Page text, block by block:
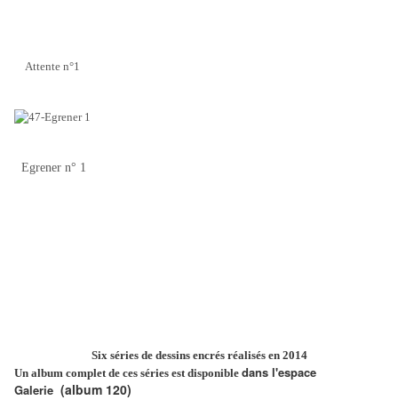
Attente n°1
Egrener n° 1
Six séries de dessins encrés réalisés en 2014
Un album complet de ces séries est disponible dans l'espace
Galerie (album 120)